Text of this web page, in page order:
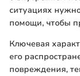
ситуациях
помощи, чтобы
Ключевая
его
повреждения,